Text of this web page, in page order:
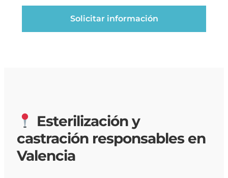
Solicitar información
Esterilización y
castración responsables en
Valencia